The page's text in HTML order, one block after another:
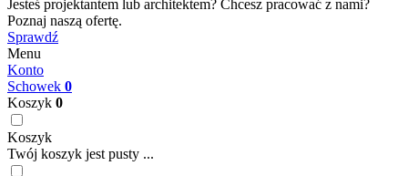
Jesteś projektantem lub architektem? Chcesz pracować z nami?
Poznaj naszą ofertę.
Sprawdź
Menu
Konto
Schowek 0
Koszyk 0
Koszyk
Twój koszyk jest pusty ...